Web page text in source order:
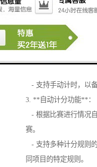
- 创建和管理赛事信息
参赛队伍/运动员信息等
- 设定赛事的规则和评
- 支持手动计时，以
3. **自动计分功能**：
- 根据比赛进行情况
赛。
- 支持多种计分规则
同项目的特定规则。